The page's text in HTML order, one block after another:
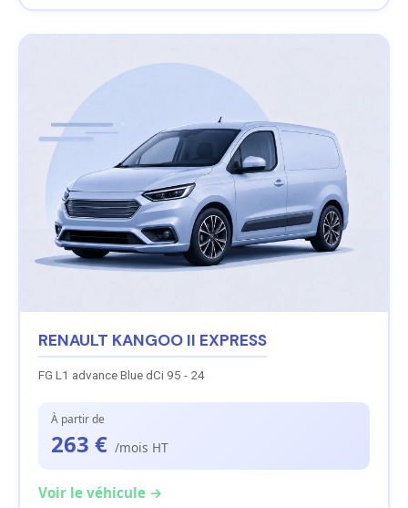
RENAULT KANGOO II EXPRESS
FG L1 advance Blue dCi 95 - 24
À partir de
263 € /mois HT
Voir le véhicule →